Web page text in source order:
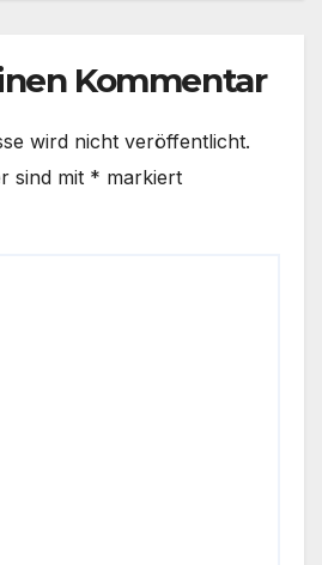
Kommentar
wird nicht veröffentlicht.
sind mit * markiert